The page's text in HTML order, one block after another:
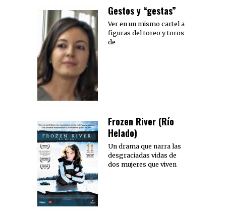
Gestos y “gestas”
Ver en un mismo cartel a
figuras del toreo y toros
de
Frozen River (Río
Helado)
Un drama que narra las
desgraciadas vidas de
dos mujeres que viven